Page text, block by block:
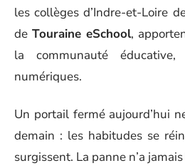
les collèges d’Indre-et-Loire
de Touraine eSchool,
la communauté
numériques.
Un portail fermé aujourd’hui
demain : les habitudes se
surgissent. La panne n’a